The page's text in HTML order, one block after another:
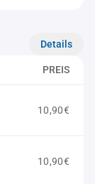
Details
PREIS
10,90€
10,90€